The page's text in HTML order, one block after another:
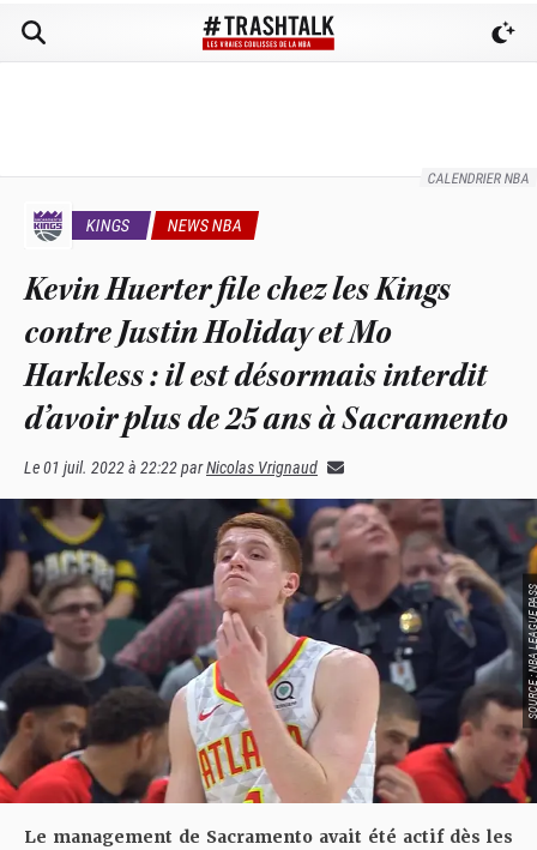
CALENDRIER NBA
KINGS NEWS NBA
Kevin Huerter file chez les Kings
contre Justin Holiday et Mo
Harkless : il est désormais interdit
d’avoir plus de 25 ans à Sacramento
Le01 juil. 2022 à 22:22parNicolas Vrignaud
SOURCE :
Le management de Sacramento avait été actif dès les